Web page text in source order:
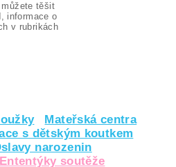
těšit
informace o
v rubrikách
Mateřská centra
s dětským koutkem
narozenin
Ententýky soutěže